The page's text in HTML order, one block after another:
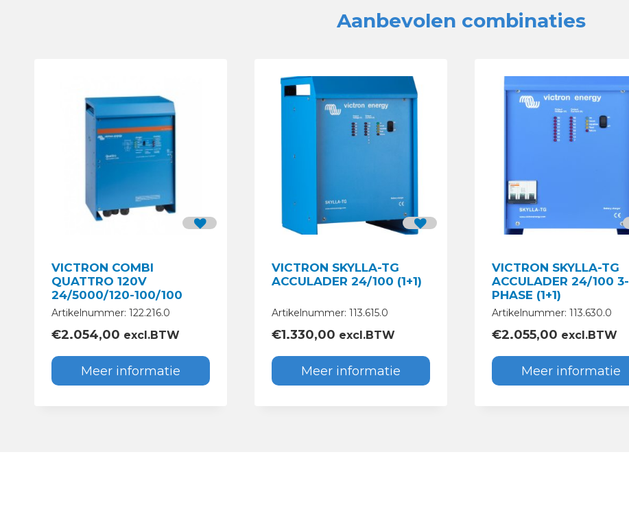
Aanbevolen combinaties
VICTRON COMBI
QUATTRO 120V
24/5000/120-100/100
Artikelnummer: 122.216.0
€2.054,00 excl.BTW
Meer informatie
VICTRON SKYLLA-TG
ACCULADER 24/100 (1+1)
Artikelnummer: 113.615.0
€1.330,00 excl.BTW
Meer informatie
VICTRON SKYLLA-TG
ACCULADER 24/100 3-
PHASE (1+1)
Artikelnummer: 113.630.0
€2.055,00 excl.BTW
Meer informatie